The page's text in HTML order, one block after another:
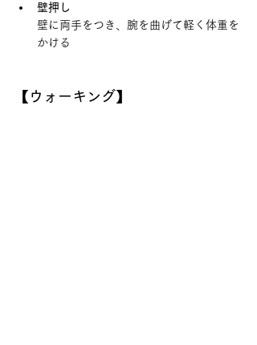
壁押し
壁に両手をつき、腕を曲げて軽く体重を
かける
【ウォーキング】